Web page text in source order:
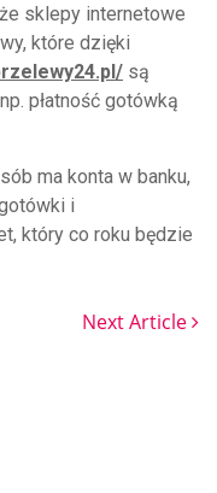
sklepy internetowe
które dzięki
są
płatność gotówką
ma konta w banku,
i
który co roku będzie
Next Article